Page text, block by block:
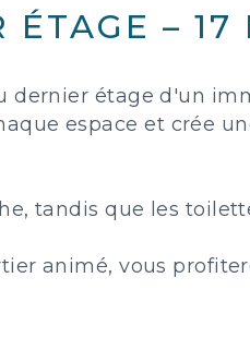
– 17
étage d'un
espace et crée
tandis que les
animé, vous